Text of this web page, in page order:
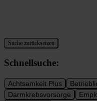
Suche zurücksetzen
Schnellsuche:
Achtsamkeit Plus
Darmkrebsvorsorge